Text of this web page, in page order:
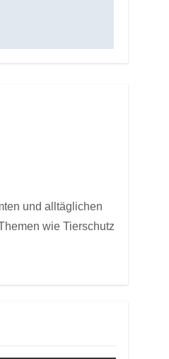
und alltäglichen
wie Tierschutz